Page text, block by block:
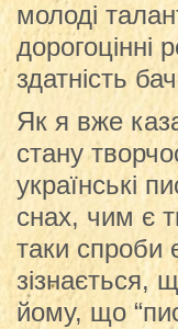
молоді
дорогоцінні
здатність
Як я вже
стану
українські
снах, чим є
таки спроби
зізнається,
йому, що